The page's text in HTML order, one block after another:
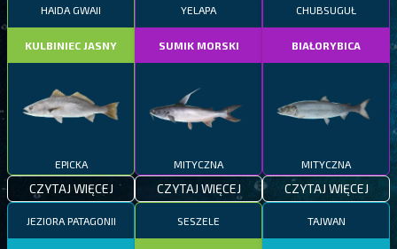
HAIDA GWAII
KULBINIEC JASNY
EPICKA
CZYTAJ WIĘCEJ
YELAPA
SUMIK MORSKI
MITYCZNA
CZYTAJ WIĘCEJ
CHUBSUGUŁ
BIAŁORYBICA
MITYCZNA
CZYTAJ WIĘCEJ
JEZIORA PATAGONII SESZELE TAJWAN